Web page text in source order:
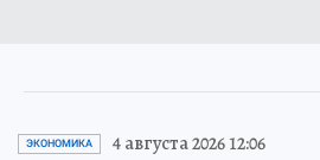
ЭКОНОМИКА 4 августа 2026 12:06